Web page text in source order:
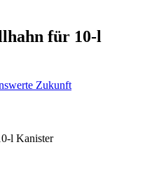
für 10-l